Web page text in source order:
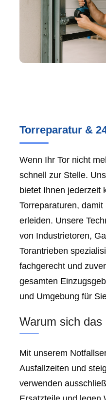
Torreparatur &
Wenn Ihr Tor nicht
schnell zur Stelle.
bietet Ihnen jederzeit
Torreparaturen,
erleiden. Unsere
von Industrietoren,
Torantrieben
fachgerecht und
gesamten
und Umgebung für
Warum sich das
Mit unserem
Ausfallzeiten und
verwenden